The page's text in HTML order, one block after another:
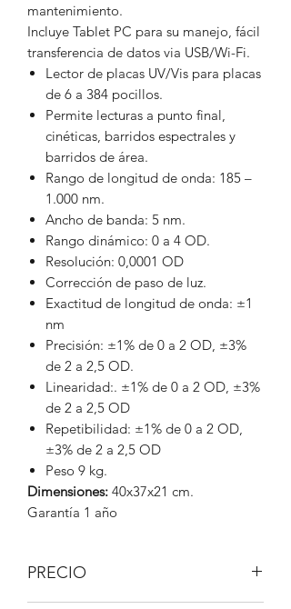
mantenimiento.
Incluye Tablet PC para su manejo, fácil
transferencia de datos via USB/Wi-Fi.
Lector de placas UV/Vis para placas
de 6 a 384 pocillos.
Permite lecturas a punto final,
cinéticas, barridos espectrales y
barridos de área.
Rango de longitud de onda: 185 –
1.000 nm.
Ancho de banda: 5 nm.
Rango dinámico: 0 a 4 OD.
Resolución: 0,0001 OD
Corrección de paso de luz.
Exactitud de longitud de onda: ±1
nm
Precisión: ±1% de 0 a 2 OD, ±3%
de 2 a 2,5 OD.
Linearidad:. ±1% de 0 a 2 OD, ±3%
de 2 a 2,5 OD
Repetibilidad: ±1% de 0 a 2 OD,
±3% de 2 a 2,5 OD
Peso 9 kg.
Dimensiones: 40x37x21 cm.
Garantía 1 año
PRECIO